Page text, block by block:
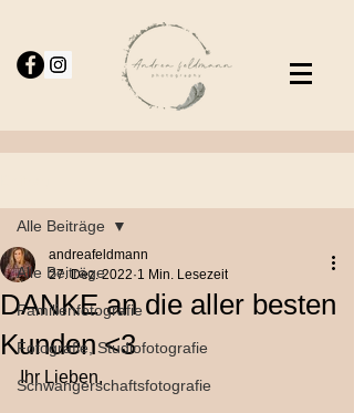
Alle Beiträge
Familienfotografie
Fotografie, Studiofotografie
Schwangerschaftsfotografie
Alle Beiträge
DANKE an die aller besten
Kunden <3
andreafeldmann
27. Dez. 2022 1 Min. Lesezeit
Ihr Lieben,